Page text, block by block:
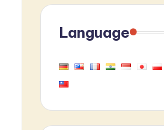
Language